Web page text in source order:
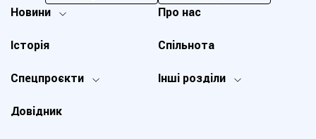
Новини
Спецпроєкти Інші розділи
Історія
Про нас
Довідник
Спільнота